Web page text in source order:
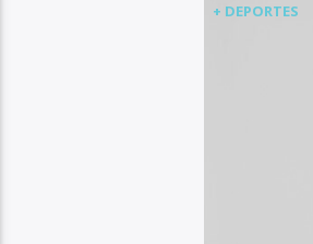
+ DEPORTES